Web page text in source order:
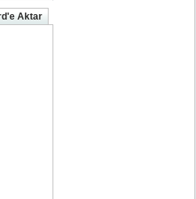
Aktar